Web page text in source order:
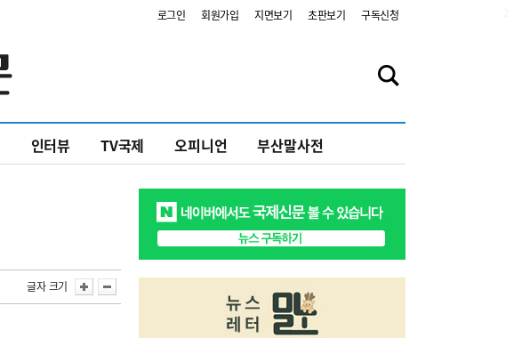
로그인 회원가입 지면보기 초판보기 구독신청
인터뷰 TV국제 오피니언 부산말사전
글자 크기